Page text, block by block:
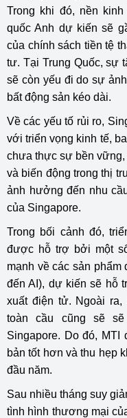
Trong khi đó, nền
quốc Anh dự kiến sẽ
của chính sách tiền tệ
tư. Tại Trung Quốc, sự
sẽ còn yếu đi do sự
bất động sản kéo dài.
Về các yếu tố rủi ro,
với triển vọng kinh tế,
chưa thực sự bền vững,
và biến động trong thị
ảnh hưởng đến nhu
của Singapore.
Trong bối cảnh đó,
được hỗ trợ bởi một
mạnh về các sản
đến AI), dự kiến sẽ hỗ
xuất điện tử. Ngoài
toàn cầu cũng sẽ
Singapore. Do đó,
bản tốt hơn và thu hẹp
đầu năm.
Sau nhiều tháng suy
tình hình thương mại